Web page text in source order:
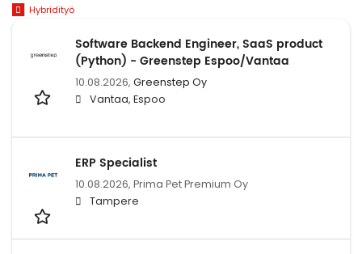
Hybridityö
Software Backend Engineer, SaaS product
(Python) - Greenstep Espoo/Vantaa
10.08.2026, Greenstep Oy
Vantaa, Espoo
ERP Specialist
10.08.2026, Prima Pet Premium Oy
Tampere